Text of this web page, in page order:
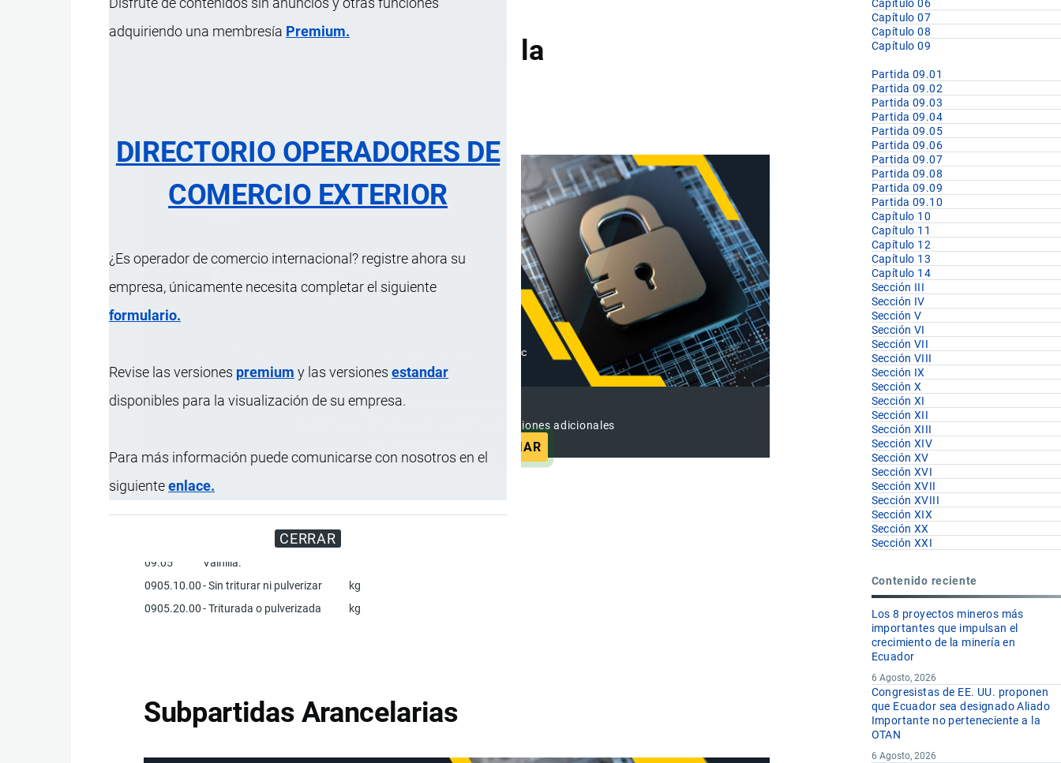
adquiriendo una membresía Premium.
DIRECTORIO OPERADORES DE
COMERCIO EXTERIOR
¿Es operador de comercio internacional? registre ahora su
empresa, únicamente necesita completar el siguiente
formulario.
Revise las versiones premium y las versiones estandar
disponibles para la visualización de su empresa.
Para más información puede comunicarse con nosotros en el
siguienteenlace.
CERRAR
09.05 Vainilla
SUSCRIPCIÓN PREMIUM
Disfrute de contenido sin anuncios y funciones adicionales
ANUNCIAR
Designación de la Mercancía
09.05
Vainilla.
0905.10.00- Sin triturar ni pulverizar
kg
0905.20.00- Triturada o pulverizada kg
Subpartidas Arancelarias
Capítulo 06
Capítulo 07
Capítulo 08
Capítulo 09
Partida 09.01
Partida 09.02
Partida 09.03
Partida 09.04
Partida 09.05
Partida 09.06
Partida 09.07
Partida 09.08
Partida 09.09
Partida 09.10
Capítulo 10
Capítulo 11
Capítulo 12
Capítulo 13
Capítulo 14
Sección III
Sección IV
Sección V
Sección VI
Sección VII
Sección VIII
Sección IX
Sección X
Sección XI
Sección XII
Sección XIII
Sección XIV
Sección XV
Sección XVI
Sección XVII
Sección XVIII
Sección XIX
Sección XX
Sección XXI
Contenido reciente
Los 8 proyectos mineros más
importantes que impulsan el
crecimiento de la minería en
Ecuador
6 Agosto, 2026
Congresistas de EE. UU. proponen
que Ecuador sea designado Aliado
Importante no perteneciente a la
OTAN
6 Agosto, 2026